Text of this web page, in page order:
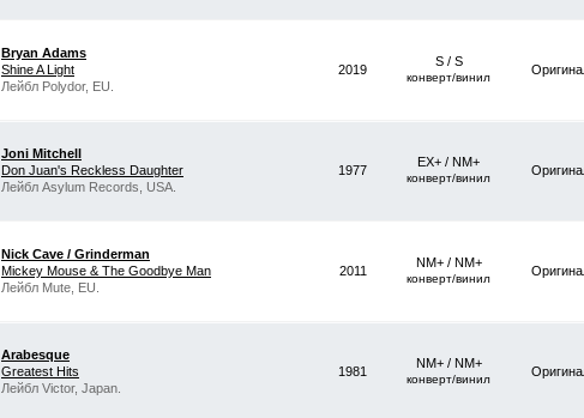
Bryan Adams
Shine A Light
Лейбл Polydor, EU.
2019
S / S
конверт/винил
Joni Mitchell
Don Juan's Reckless Daughter
Лейбл Asylum Records, USA.
1977
EX+ / NM+
конверт/винил
Nick Cave / Grinderman
Mickey Mouse & The Goodbye Man
Лейбл Mute, EU.
2011
NM+ / NM+
конверт/винил
Arabesque
Greatest Hits
Лейбл Victor, Japan.
1981
NM+ / NM+
конверт/винил